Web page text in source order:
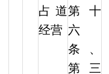
占道
经营
第十
六
条、
第三